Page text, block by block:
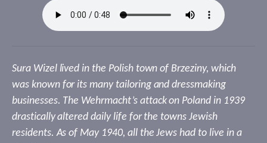
Sura Wizel lived in the Polish town of Brzeziny, which
was known for its many tailoring and dressmaking
businesses. The Wehrmacht’s attack on Poland in 1939
drastically altered daily life for the towns Jewish
residents. As of May 1940, all the Jews had to live in a